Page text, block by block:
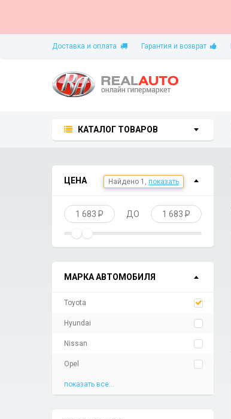
Доставка и оплата Гарантия и возврат
КАТАЛОГ ТОВАРОВ
ЦЕНА
1 683 P ДО 1 683 P
МАРКА АВТОМОБИЛЯ
Toyota
Hyundai
Nissan
Opel
показать все...